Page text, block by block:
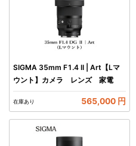
SIGMA 35mm F1.4 II | Art【Lマ
ウント】カメラ レンズ 家電
在庫あり 565,000 円